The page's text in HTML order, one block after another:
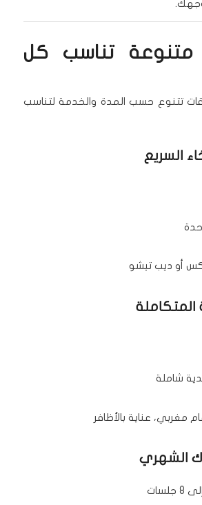
متنوعة تناسب كل
تتنوع حسب المدة والخدمة لتناسب
السريع
أو ديب تيشو
المتكاملة
شاملة
مغربي، عناية بالأظافر
الشهري